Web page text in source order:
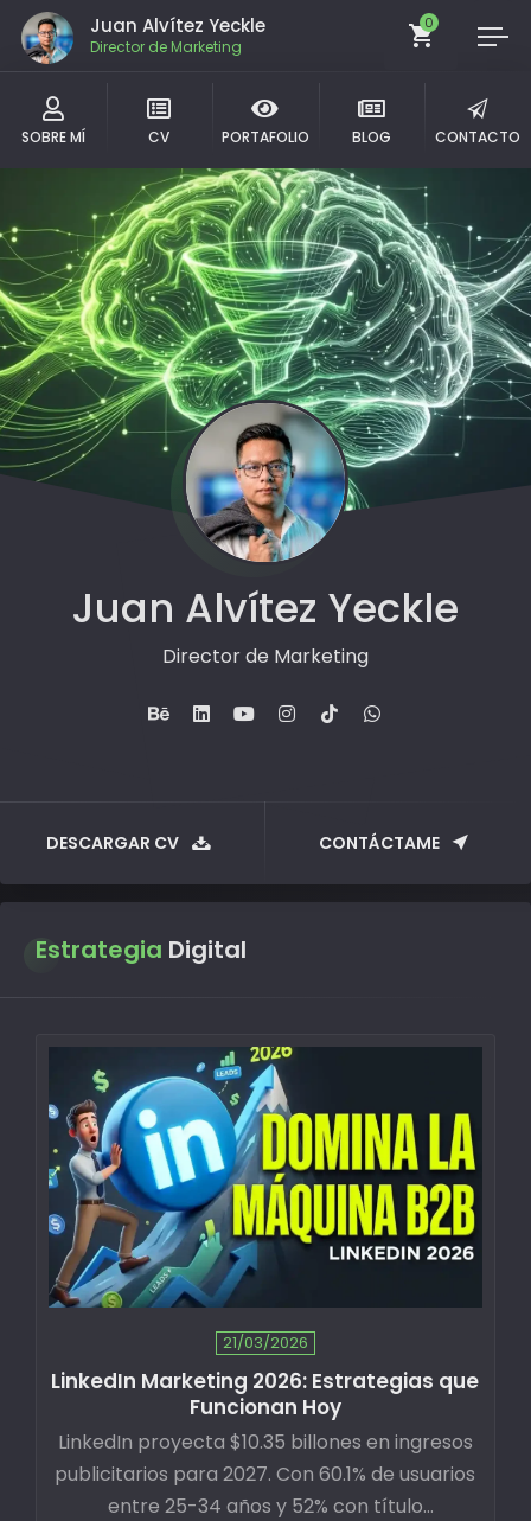
Juan Alvítez Yeckle
Director de Marketing
0
SOBRE MÍ CV PORTAFOLIO BLOG CONTACTO
Juan Alvítez Yeckle
Director de Marketing
DESCARGAR CV CONTÁCTAME
Estrategia Digital
21/03/2026
LinkedIn Marketing 2026: Estrategias que
Funcionan Hoy
LinkedIn proyecta $10.35 billones en ingresos
publicitarios para 2027. Con 60.1% de usuarios
entre 25-34 años y 52% con título